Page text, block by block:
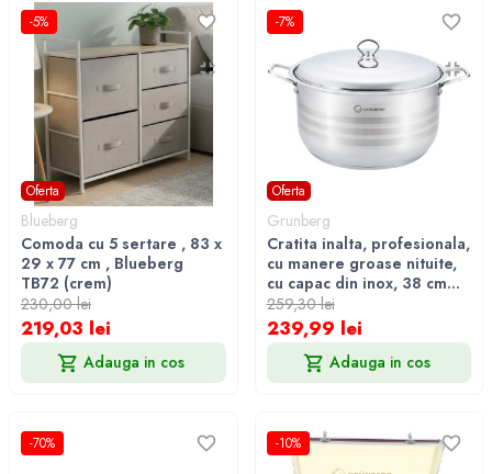
-5%
Oferta
Blueberg
Comoda cu 5 sertare , 83 x
29 x 77 cm , Blueberg
TB72 (crem)
230,00 lei
219,03 lei
Adauga in cos
-7%
Oferta
Grunberg
Cratita inalta, profesionala,
cu manere groase nituite,
cu capac din inox, 38 cm...
259,30 lei
239,99 lei
Adauga in cos
-70% -10%